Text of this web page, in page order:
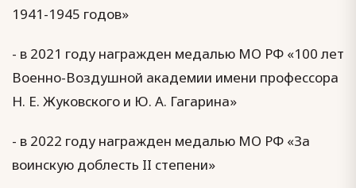
1941-1945 годов»
- в 2021 году награжден медалью МО РФ «100 лет
Военно-Воздушной академии имени профессора
Н. Е. Жуковского и Ю. А. Гагарина»
- в 2022 году награжден медалью МО РФ «За
воинскую доблесть II степени»